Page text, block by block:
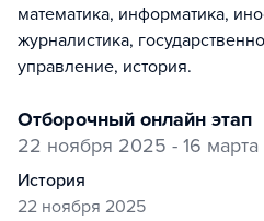
математика, информатика,
журналистика,
управление, история.
отборочный онлайн этап
22 ноября 2025 - 16
история
22 ноября 2025